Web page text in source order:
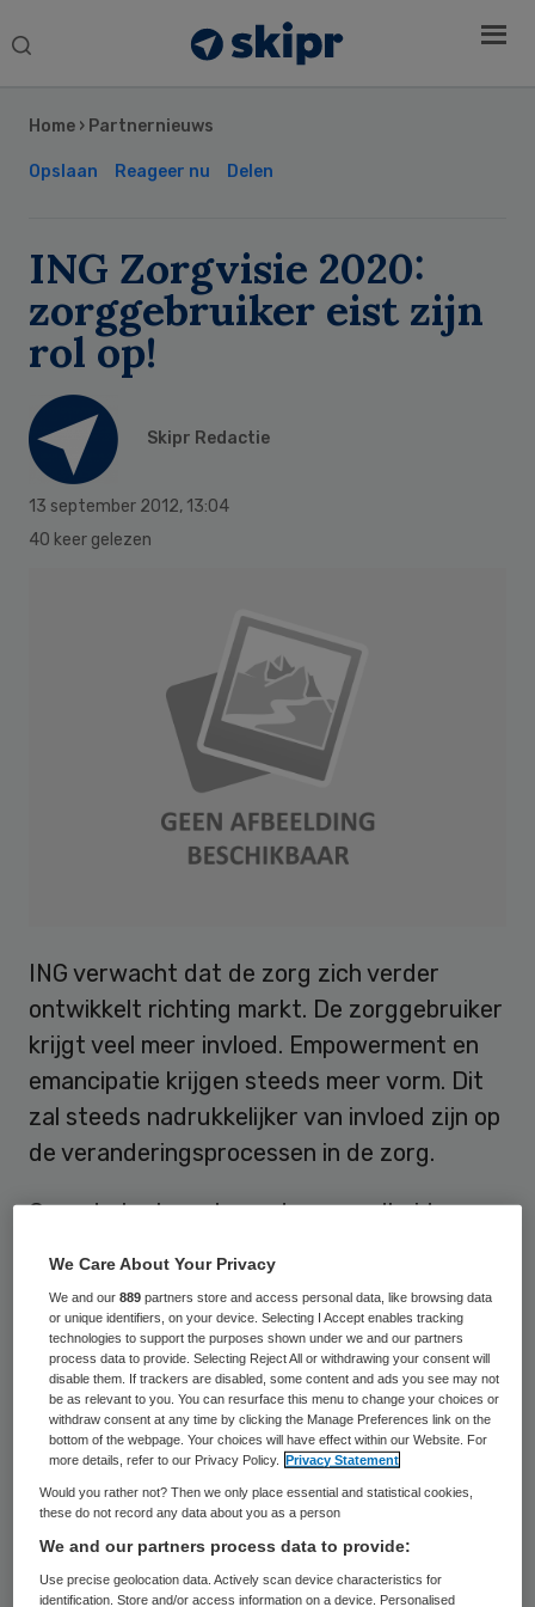
Search
Home › Partnernieuws
Opslaan Reageer nu Delen
ING Zorgvisie 2020:
zorggebruiker eist zijn
rol op!
Skipr Redactie
13 september 2012, 13:04
40 keer gelezen
ING verwacht dat de zorg zich verder
ontwikkelt richting markt. De zorggebruiker
krijgt veel meer invloed. Empowerment en
emancipatie krijgen steeds meer vorm. Dit
zal steeds nadrukkelijker van invloed zijn op
de veranderingsprocessen in de zorg.
Over de toekomst van de gezondheidszorg
houdbaarheid van het stelsel. Belangrijke
vragen, maar een hele belangrijke missen
we namelijk de eigen ontwikkelrichting van
de sector.
Deze vraag heeft de ING, als marktleider en
daarmee een belangrijke financier,
opgepakt. Daarom is het initiatief genomen
om in de vorm van interviews met
Sidebar
We Care About Your Privacy
We and our889 partners store and access personal data, like browsing data
or unique identifiers, on your device. Selecting I Accept enables tracking
technologies to support the purposes shown under we and our partners
process data to provide. Selecting Reject All or withdrawing your consent will
disable them. If trackers are disabled, some content and ads you see may not
be as relevant to you. You can resurface this menu to change your choices or
withdraw consent at any time by clicking the Manage Preferences link on the
bottom of the webpage. Your choices will have effect within our Website. For
more details, refer to our Privacy Policy.
Privacy Statement
Would you rather not? Then we only place essential and statistical cookies,
these do not record any data about you as a person
We and our partners process data to provide:
Use precise geolocation data. Actively scan device characteristics for
identification. Store and/or access information on a device. Personalised